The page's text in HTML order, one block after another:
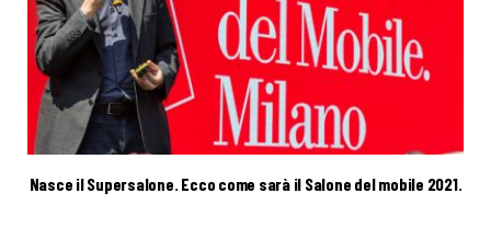
Nasce il Supersalone. Ecco come sarà il Salone del mobile 2021.